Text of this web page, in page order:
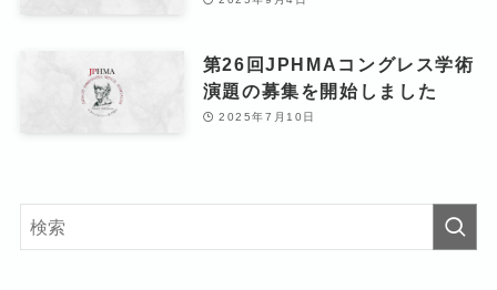
第26回JPHMAコングレス学術
演題の募集を開始しました
2025年7月10日